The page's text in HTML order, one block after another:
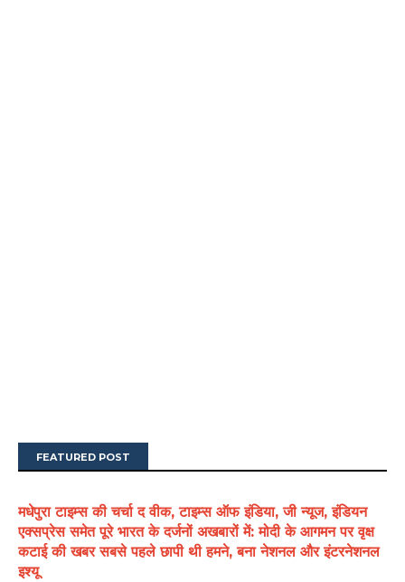
FEATURED POST
मधेपुरा टाइम्स की चर्चा द वीक, टाइम्स ऑफ इंडिया, जी न्यूज, इंडियन
एक्सप्रेस समेत पूरे भारत के दर्जनों अखबारों में: मोदी के आगमन पर वृक्ष
कटाई की खबर सबसे पहले छापी थी हमने, बना नेशनल और इंटरनेशनल
इश्यू